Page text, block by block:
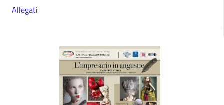
Allegati